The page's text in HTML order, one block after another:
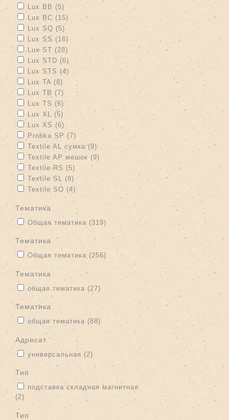
Apply Lux BB filter
Lux BB (5)Apply Lux BB filter
Apply Lux BC filter
Lux BC (15) Apply Lux BC filter
Apply Lux SQ filter
Lux SQ (5)
Apply Lux SS filter
Lux SS (16) Apply Lux SS filter
Apply Lux ST filter
Lux ST (28) Apply Lux ST filter
Apply Lux STD filter
Lux STD (6) Apply Lux STD filter
Apply Lux STS filter
Lux STS (4) Apply Lux STS filter
Apply Lux TA filter
Lux TA (8)
Apply Lux TB filter
Lux TB (7) Apply Lux TB filter
Apply Lux TS filter
Lux TS (6)
Apply Lux XL filter
Lux XL (5) Apply Lux XL filter
Apply Lux XS filter
Lux XS (6) Apply Lux XS filter
Apply Probka SP filter
Probka SP (7) Apply Probka SP filter
Apply Textile AL сумка filter
Textile AL сумка (9)Apply Textile AL сумка filter
Apply Textile AP мешок filter
Textile AP мешок (9) Apply Textile AP мешок filter
Apply Textile RS filter
Textile RS (5) Apply Textile RS filter
Apply Textile SL filter
Textile SL (8) Apply Textile SL filter
Apply Textile SO filter
Textile SO (4) Apply Textile SO filter
тематика
Apply Общая тематика filter
Общая тематика (319) Apply Общая тематика filter
тематика
Apply Общая тематика filter
Общая тематика (256)
тематика
Apply общая тематика filter
общая тематика (27)
Тематика
Apply общая тематика filter
общая тематика (88) Apply общая тематика filter
адресат
Apply универсальная filter
универсальная (2) Apply универсальная filter
тип
Apply подставка складная магнитная filter
подставка складная магнитная
(2) Apply подставка складная магнитная filter
тип